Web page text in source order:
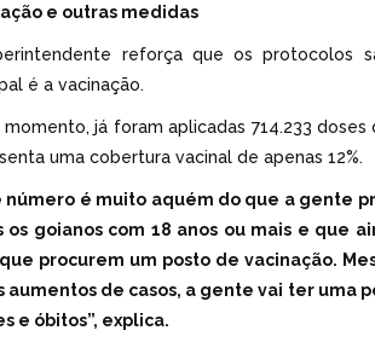
e outras medidas
reforça que os protocolos
é a vacinação.
já foram aplicadas 714.233
uma cobertura vacinal de apenas 12%.
número é muito aquém do que a gente
os goianos com 18 anos ou mais e que
procurem um posto de vacinação.
aumentos de casos, a gente vai ter uma
e óbitos”, explica.